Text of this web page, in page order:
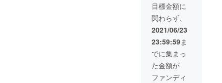
目標金額に
関わらず、
2021/06/23
23:59:59ま
でに集まっ
た金額が
ファンディ